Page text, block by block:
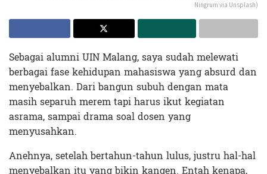
Ningrum via Unsplash)
Sebagai alumni UIN Malang, saya sudah melewati
berbagai fase kehidupan mahasiswa yang absurd dan
menyebalkan. Dari bangun subuh dengan mata
masih separuh merem tapi harus ikut kegiatan
asrama, sampai drama soal dosen yang
menyusahkan.
Anehnya, setelah bertahun-tahun lulus, justru hal-hal